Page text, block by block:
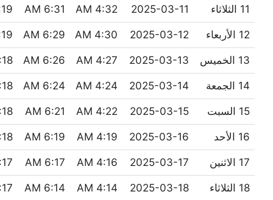
11 الثلاثاء 2025-03-11
4:32 AM
6:31 AM
PM
12 الأربعاء 2025-03-12
4:30 AM
6:29 AM
PM
13 الخميس 2025-03-13
4:27 AM
6:26 AM
PM
14 الجمعة 2025-03-14
4:24 AM
6:24 AM
PM
15 السبت 2025-03-15
4:22 AM
6:21 AM
PM
16 الأحد 2025-03-16
4:19 AM
6:19 AM
PM
17 الاثنين 2025-03-17
4:16 AM
6:17 AM
PM
18 الثلاثاء 2025-03-18
4:14 AM
6:14 AM
PM